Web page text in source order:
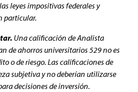
leyes impositivas federales y
particular.
Una calificación de Analista
de ahorros universitarios 529 no es
o de riesgo. Las calificaciones de
subjetiva y no deberían utilizarse
decisiones de inversión.